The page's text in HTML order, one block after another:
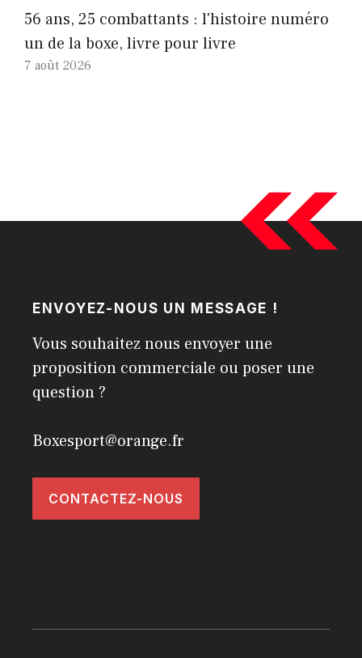
56 ans, 25 combattants : l'histoire numéro
un de la boxe, livre pour livre
7 août 2026
ENVOYEZ-NOUS UN MESSAGE !
Vous souhaitez nous envoyer une
proposition commerciale ou poser une
question ?
Boxesport@orange.fr
CONTACTEZ-NOUS